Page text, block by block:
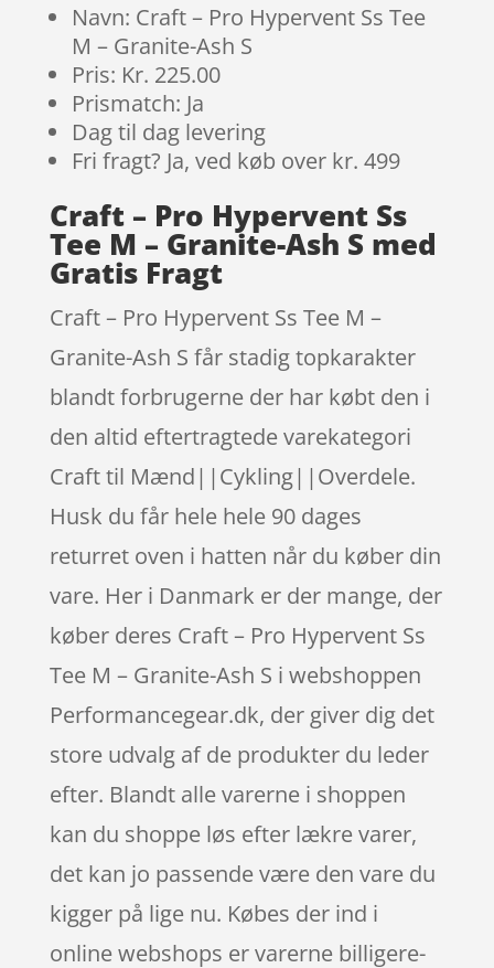
Navn: Craft – Pro Hypervent Ss Tee
M – Granite-Ash S
Pris: Kr. 225.00
Prismatch: Ja
Dag til dag levering
Fri fragt? Ja, ved køb over kr. 499
Craft – Pro Hypervent Ss
Tee M – Granite-Ash S med
Gratis Fragt
Craft – Pro Hypervent Ss Tee M –
Granite-Ash S får stadig topkarakter
blandt forbrugerne der har købt den i
den altid eftertragtede varekategori
Craft til Mænd||Cykling||Overdele.
Husk du får hele hele 90 dages
returret oven i hatten når du køber din
vare. Her i Danmark er der mange, der
køber deres Craft – Pro Hypervent Ss
Tee M – Granite-Ash S i webshoppen
Performancegear.dk, der giver dig det
store udvalg af de produkter du leder
efter. Blandt alle varerne i shoppen
kan du shoppe løs efter lækre varer,
det kan jo passende være den vare du
kigger på lige nu. Købes der ind i
online webshops er varerne billigere-